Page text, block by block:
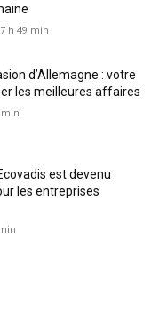
h 49 min
d’Allemagne : votre
les meilleures affaires
min
est devenu
les entreprises